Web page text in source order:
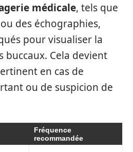
médicale, tels que
des échographies,
pour visualiser la
buccaux. Cela devient
en cas de
ou de suspicion de
Fréquence
recommandée